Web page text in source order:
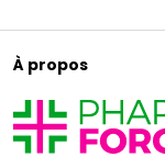
À propos